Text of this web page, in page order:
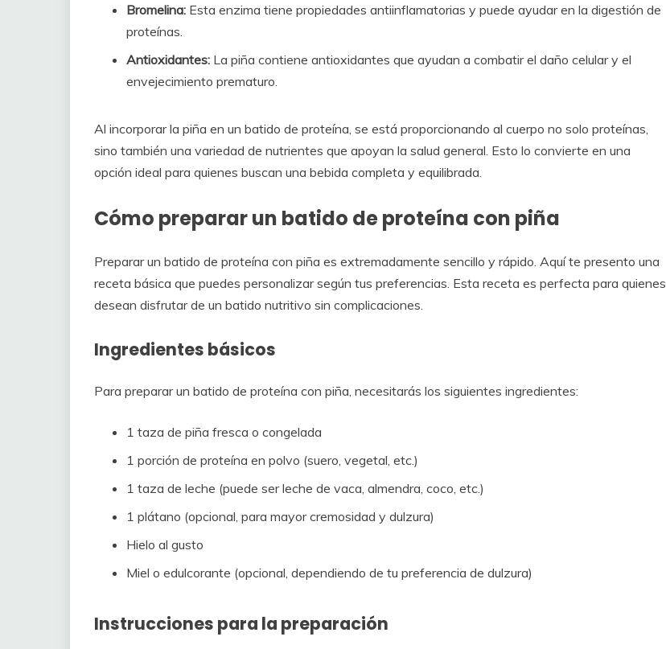
Bromelina: Esta enzima tiene propiedades antiinflamatorias y puede ayudar en la digestión de
proteínas.
Antioxidantes: La piña contiene antioxidantes que ayudan a combatir el daño celular y el
envejecimiento prematuro.
Al incorporar la piña en un batido de proteína, se está proporcionando al cuerpo no solo proteínas,
sino también una variedad de nutrientes que apoyan la salud general. Esto lo convierte en una
opción ideal para quienes buscan una bebida completa y equilibrada.
Cómo preparar un batido de proteína con piña
Preparar un batido de proteína con piña es extremadamente sencillo y rápido. Aquí te presento una
receta básica que puedes personalizar según tus preferencias. Esta receta es perfecta para quienes
desean disfrutar de un batido nutritivo sin complicaciones.
Ingredientes básicos
Para preparar un batido de proteína con piña, necesitarás los siguientes ingredientes:
1 taza de piña fresca o congelada
1 porción de proteína en polvo (suero, vegetal, etc.)
1 taza de leche (puede ser leche de vaca, almendra, coco, etc.)
1 plátano (opcional, para mayor cremosidad y dulzura)
Hielo al gusto
Miel o edulcorante (opcional, dependiendo de tu preferencia de dulzura)
Instrucciones para la preparación